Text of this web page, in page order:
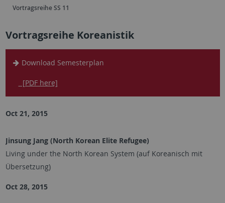
Vortragsreihe SS 11
Vortragsreihe Koreanistik
Download Semesterplan
[PDF here]
Oct 21, 2015
Jinsung Jang (North Korean Elite Refugee)
Living under the North Korean System (auf Koreanisch mit
Übersetzung)
Oct 28, 2015